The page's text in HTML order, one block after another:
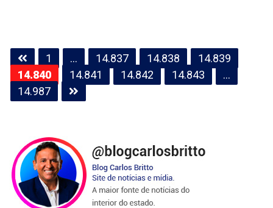
Paginação
de
posts
1 … 14.837 14.838
14.839
14.840
14.841 14.842 14.843
…
14.987